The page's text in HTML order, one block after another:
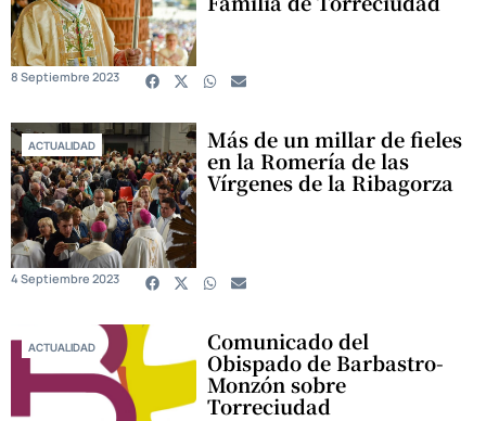
8 Septiembre 2023
ACTUALIDAD Más de un millar de fieles
en la Romería de las
Vírgenes de la Ribagorza
4 Septiembre 2023
ACTUALIDAD Comunicado del
Obispado de Barbastro-
Monzón sobre
Torreciudad